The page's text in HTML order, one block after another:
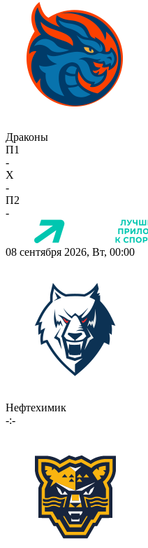
Драконы
П1
-
X
-
П2
-
08 сентября 2026, Вт, 00:00
Нефтехимик
-:-